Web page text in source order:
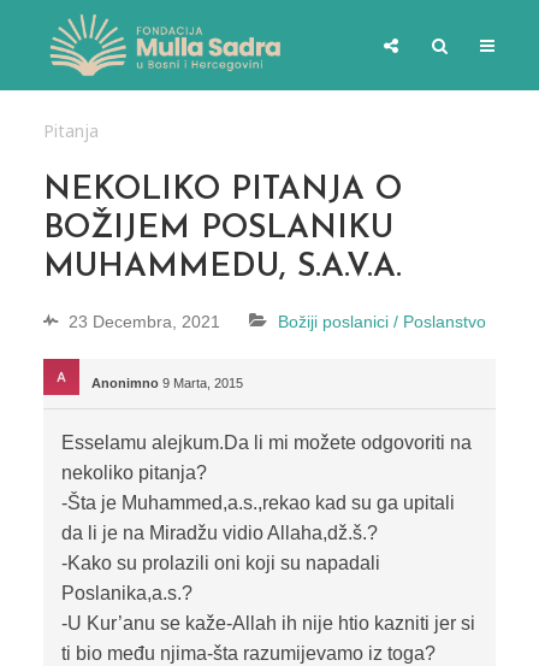
Pitanja
NEKOLIKO PITANJA O
BOŽIJEM POSLANIKU
MUHAMMEDU, S.A.V.A.
23 Decembra, 2021 Božiji poslanici / Poslanstvo
Anonimno 9 Marta, 2015
Esselamu alejkum.Da li mi možete odgovoriti na
nekoliko pitanja?
-Šta je Muhammed,a.s.,rekao kad su ga upitali
da li je na Miradžu vidio Allaha,dž.š.?
-Kako su prolazili oni koji su napadali
Poslanika,a.s.?
-U Kur’anu se kaže-Allah ih nije htio kazniti jer si
ti bio među njima-šta razumijevamo iz toga?